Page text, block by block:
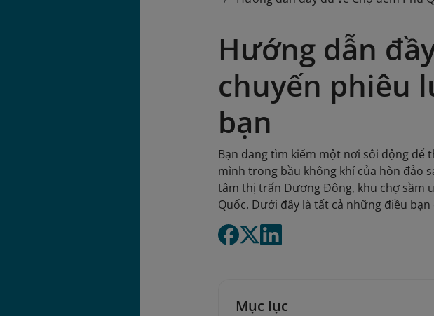
Hướng dẫn
chuyến phiêu
bạn
Bạn đang tìm kiếm một nơi sôi động
mình trong bầu không khí của hòn đảo
tâm thị trấn Dương Đông, khu chợ sầm
Quốc. Dưới đây là tất cả những điều
Mục lục